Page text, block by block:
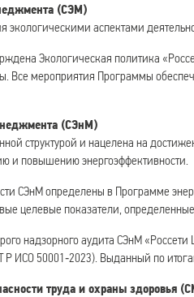
(СЭМ)
экологическими аспектами
Экологическая политика
Все мероприятия Программы
(СЭнМ)
структурой и нацелена на
и повышению энергоэффективности.
СЭнМ определены в Программе
целевые показатели,
надзорного аудита СЭнМ
Р ИСО 50001‑2023). Выданный по
труда и охраны здоровья